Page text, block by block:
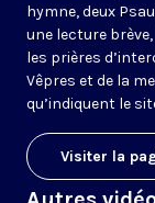
hymne, deux
une lecture
les prières
Vêpres et de la
qu’indiquent le
Visiter la